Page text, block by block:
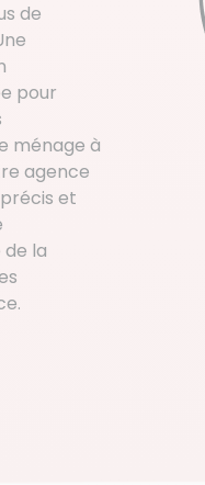
de
pour
ménage à
agence
et
la